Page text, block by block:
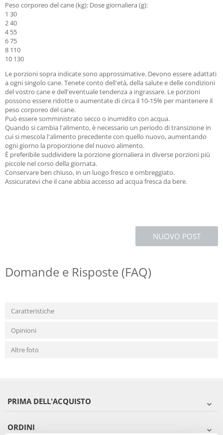
Peso corporeo del cane (kg): Dose giornaliera (g):
1 30
2 40
4 55
6 75
8 110
10 130
Le porzioni sopra indicate sono approssimative. Devono essere adattati
a ogni singolo cane. Tenete conto dell'età, della salute e delle condizioni
del vostro cane e dell'eventuale tendenza a ingrassare. Le porzioni
possono essere ridotte o aumentate di circa il 10-15% per mantenere il
peso corporeo del cane.
Può essere somministrato secco o inumidito con acqua.
Quando si cambia l'alimento, è necessario un periodo di transizione in
cui si mescola l'alimento precedente con quello nuovo, aumentando
ogni giorno la proporzione del nuovo alimento.
È preferibile suddividere la porzione giornaliera in diverse porzioni più
piccole nel corso della giornata.
Conservare ben chiuso, in un luogo fresco e ombreggiato.
Assicuratevi che il cane abbia accesso ad acqua fresca da bere.
NUOVO POST
Domande e Risposte (FAQ)
Caratteristiche
Opinioni
Altre foto
PRIMA DELL'ACQUISTO
ORDINI